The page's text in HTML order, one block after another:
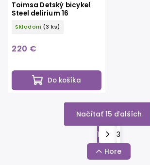
Toimsa Detský bicykel
Steel delirium 16
Skladom (3 ks)
220 €
Do košíka
Načítať 15 ďalších
1
3
Hore